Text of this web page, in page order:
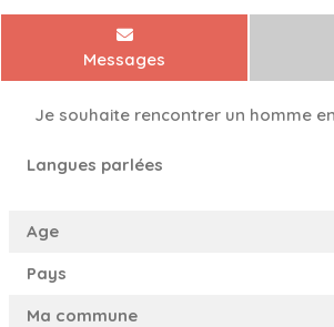
Messages
Je souhaite rencontrer un homme
Langues parlées
Age
Pays
Ma commune